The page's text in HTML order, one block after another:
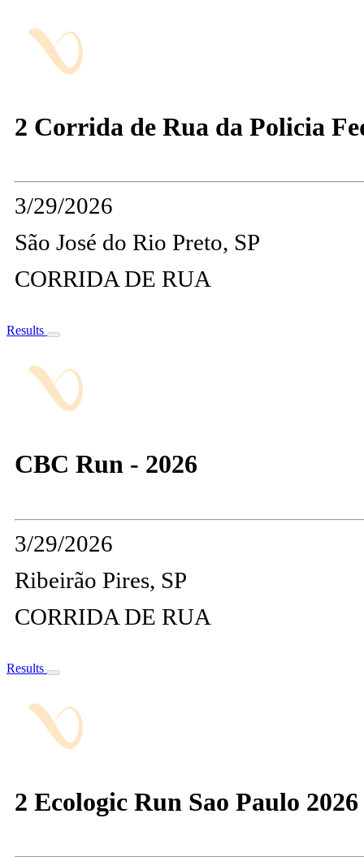
2 Corrida de Rua da Policia
3/29/2026
São José do Rio Preto, SP
CORRIDA DE RUA
Results
CBC Run - 2026
3/29/2026
Ribeirão Pires, SP
CORRIDA DE RUA
Results
2 Ecologic Run Sao Paulo 2026